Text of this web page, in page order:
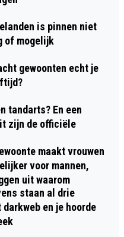
is pinnen niet
of mogelijk
gewoonten echt je
tandarts? En een
zijn de officiële
maakt vrouwen
voor mannen,
uit waarom
staan al drie
darkweb en je hoorde